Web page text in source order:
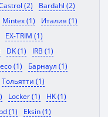
(2)
Bardahl (2)
Mintex (1)
Италия (1)
EX-TRIM (1)
DK (1)
IRB (1)
(1)
Барнаул (1)
Тольятти (1)
Locker (1)
HK (1)
(1)
Eksin (1)